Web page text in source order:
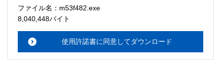
ソフトウェアのサポート
・本サーバでは、ユーザーサポートは行いません。搭載ソ
メーションセンターまでお願い
ルをお読み下さい。
ファイル名：m53f482.exe
8,040,448バイト
使用許諾書に同意してダウンロード